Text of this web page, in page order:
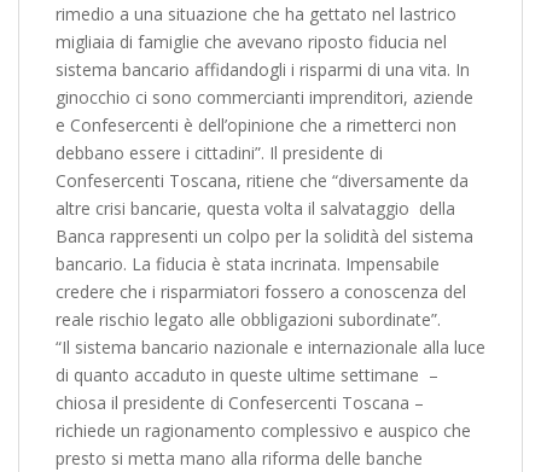
rimedio a una situazione che ha gettato nel lastrico
migliaia di famiglie che avevano riposto fiducia nel
sistema bancario affidandogli i risparmi di una vita. In
ginocchio ci sono commercianti imprenditori, aziende
e Confesercenti è dell’opinione che a rimetterci non
debbano essere i cittadini”. Il presidente di
Confesercenti Toscana, ritiene che “diversamente da
altre crisi bancarie, questa volta il salvataggio della
Banca rappresenti un colpo per la solidità del sistema
bancario. La fiducia è stata incrinata. Impensabile
credere che i risparmiatori fossero a conoscenza del
reale rischio legato alle obbligazioni subordinate”.
“Il sistema bancario nazionale e internazionale alla luce
di quanto accaduto in queste ultime settimane –
chiosa il presidente di Confesercenti Toscana –
richiede un ragionamento complessivo e auspico che
presto si metta mano alla riforma delle banche